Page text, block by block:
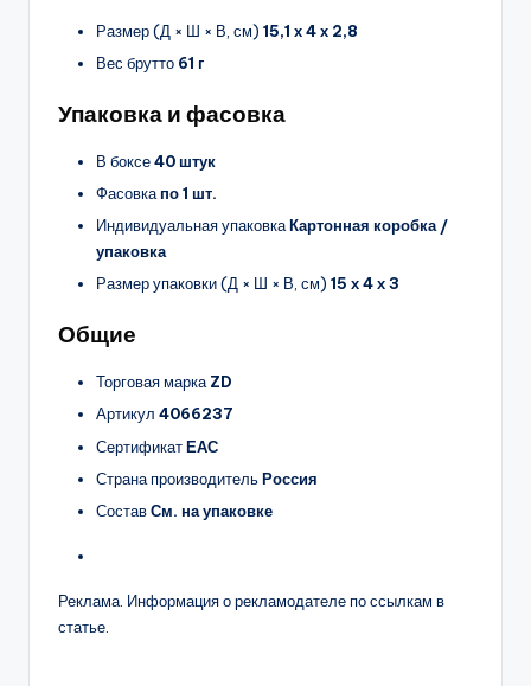
Размер (Д × Ш × В, см) 15,1 х 4 х 2,8
Вес брутто 61 г
Упаковка и фасовка
В боксе40 штук
Фасовкапо 1 шт.
Индивидуальная упаковкаКартонная коробка /
упаковка
Размер упаковки (Д × Ш × В, см) 15 х 4 х 3
Общие
Торговая маркаZD
Артикул 4066237
СертификатЕАС
Страна производительРоссия
СоставСм. на упаковке
Реклама. Информация о рекламодателе по ссылкам в
статье.